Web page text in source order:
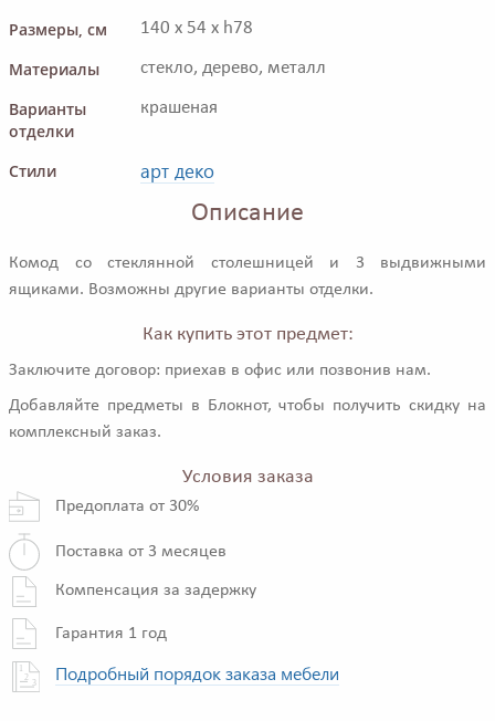
Размеры, см
140 x 54 x h78
Материалы стекло, дерево, металл
Варианты
отделки
крашеная
Стили арт деко
Описание
Комод со стеклянной столешницей и 3 выдвижными
ящиками. Возможны другие варианты отделки.
Как купить этот предмет:
Заключите договор: приехав в офис или позвонив нам.
Добавляйте предметы в Блокнот, чтобы получить скидку на
комплексный заказ.
Условия заказа
Предоплата от 30%
Поставка от 3 месяцев
Компенсация за задержку
Гарантия 1 год
Подробный порядок заказа мебели